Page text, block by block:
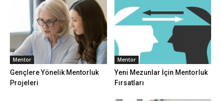
Mentor
Gençlere Yönelik Mentorluk
Projeleri
Mentor
Yeni Mezunlar İçin Mentorluk
Fırsatları